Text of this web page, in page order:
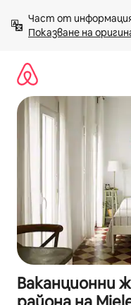
към
съдържанието
Показване на
Ваканционни